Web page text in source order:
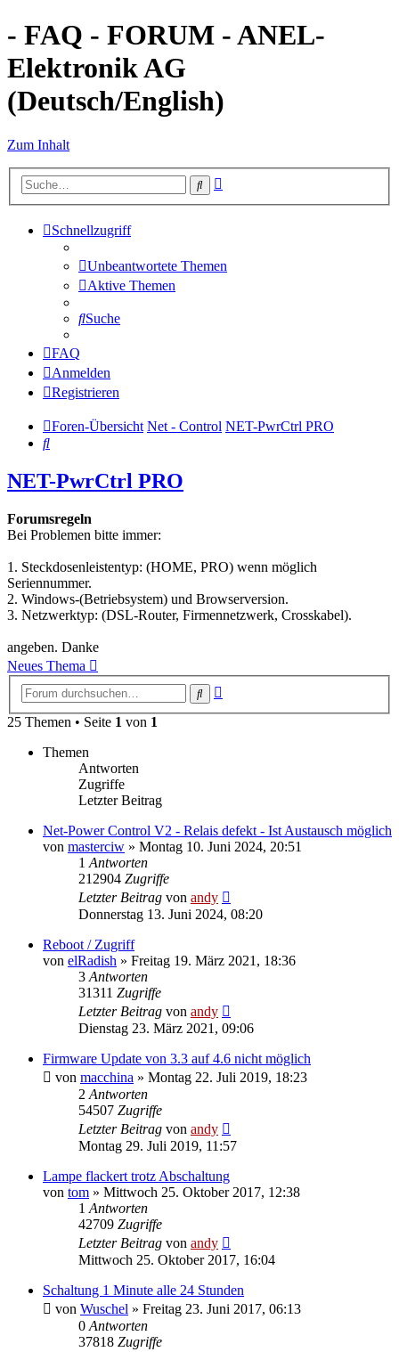
- FAQ - FORUM - ANEL-
Elektronik AG
(Deutsch/English)
Zum Inhalt
Suche
Schnellzugriff
Unbeantwortete Themen
Aktive Themen
Suche
FAQ
Anmelden
Registrieren
Foren-Übersicht Net - Control NET-PwrCtrl PRO
Suche
NET-PwrCtrl PRO
Forumsregeln
Bei Problemen bitte immer:
1. Steckdosenleistentyp: (HOME, PRO) wenn möglich
Seriennummer.
2. Windows-(Betriebsystem) und Browserversion.
3. Netzwerktyp: (DSL-Router, Firmennetzwerk, Crosskabel).
angeben. Danke
Neues Thema
Suche
25 Themen • Seite 1 von 1
Themen
Antworten
Zugriffe
Letzter Beitrag
Net-Power Control V2 - Relais defekt - Ist Austausch möglich
von masterciw » Montag 10. Juni 2024, 20:51
1 Antworten
212904 Zugriffe
Letzter Beitrag von andy
Donnerstag 13. Juni 2024, 08:20
Reboot / Zugriff
von elRadish » Freitag 19. März 2021, 18:36
3 Antworten
31311 Zugriffe
Letzter Beitrag von andy
Dienstag 23. März 2021, 09:06
Firmware Update von 3.3 auf 4.6 nicht möglich
von macchina » Montag 22. Juli 2019, 18:23
2 Antworten
54507 Zugriffe
Letzter Beitrag von andy
Montag 29. Juli 2019, 11:57
Lampe flackert trotz Abschaltung
von tom » Mittwoch 25. Oktober 2017, 12:38
1 Antworten
42709 Zugriffe
Letzter Beitrag von andy
Mittwoch 25. Oktober 2017, 16:04
Schaltung 1 Minute alle 24 Stunden
von Wuschel » Freitag 23. Juni 2017, 06:13
0 Antworten
37818 Zugriffe